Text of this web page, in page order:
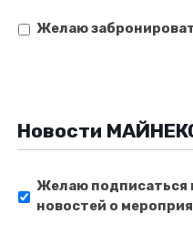
Желаю
Новости
Желаю подписаться
новостей о